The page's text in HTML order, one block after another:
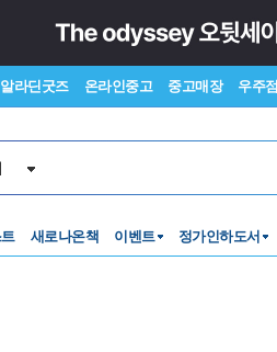
알라딘굿즈 온라인중고 중고매장 우주점
새로나온책 이벤트 정가인하도서